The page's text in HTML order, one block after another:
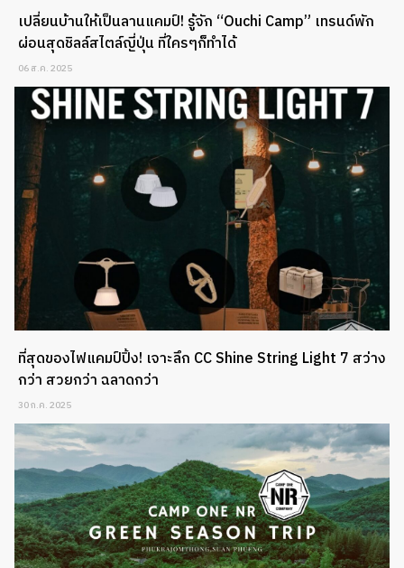
เปลี่ยนบ้านให้เป็นลานแคมป์! รู้จัก “Ouchi Camp” เทรนด์พัก
ผ่อนสุดชิลล์สไตล์ญี่ปุ่น ที่ใครๆก็ทำได้
06 ส.ค. 2025
ที่สุดของไฟแคมป์ปิ้ง! เจาะลึก CC Shine String Light 7 สว่าง
กว่า สวยกว่า ฉลาดกว่า
30 ก.ค. 2025